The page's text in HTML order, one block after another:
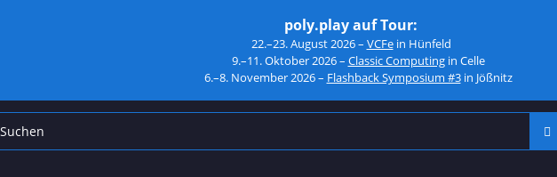
poly.play auf Tour:
22.–23. August 2026 – VCFein Hünfeld
9.–11. Oktober 2026 – Classic Computingin Celle
6.–8. November 2026 – Flashback Symposium #3in Jößnitz